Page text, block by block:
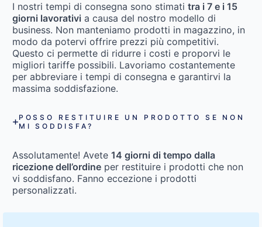
I nostri tempi di consegna sono stimati tra i 7 e i 15
giorni lavorativi a causa del nostro modello di
business. Non manteniamo prodotti in magazzino, in
modo da potervi offrire prezzi più competitivi.
Questo ci permette di ridurre i costi e proporvi le
migliori tariffe possibili. Lavoriamo costantemente
per abbreviare i tempi di consegna e garantirvi la
massima soddisfazione.
POSSO RESTITUIRE UN PRODOTTO SE NON
MI SODDISFA?
Assolutamente! Avete 14 giorni di tempo dalla
ricezione dell’ordine per restituire i prodotti che non
vi soddisfano. Fanno eccezione i prodotti
personalizzati.